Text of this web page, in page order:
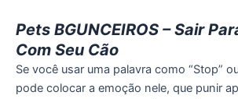
Pets BGUNCEIROS – Sair
Com Seu Cão
Se você usar uma palavra como “Stop”
pode colocar a emoção nele, que punir